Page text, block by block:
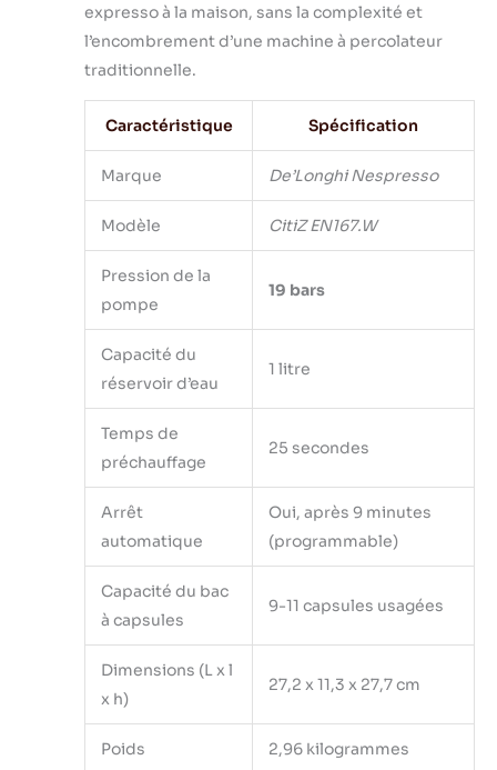
expresso à la maison, sans la complexité et
l’encombrement d’une machine à percolateur
traditionnelle.
Caractéristique Spécification
Marque De’Longhi Nespresso
Modèle CitiZ EN167.W
Pression de la
pompe
19 bars
Capacité du
réservoir d’eau
1 litre
Temps de
préchauffage
25 secondes
Arrêt
automatique
Oui, après 9 minutes
(programmable)
Capacité du bac
à capsules
9-11 capsules usagées
Dimensions (L x l
x h)
27,2 x 11,3 x 27,7 cm
Poids 2,96 kilogrammes